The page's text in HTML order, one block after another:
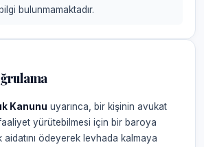
bulunmamaktadır.
Kanunu uyarınca, bir kişinin avukat
yürütebilmesi için bir baroya
aidatını ödeyerek levhada kalmaya